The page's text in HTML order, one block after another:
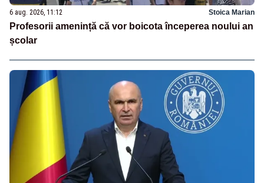
6 aug. 2026, 11:12 Stoica Marian
Profesorii amenință că vor boicota începerea noului an
școlar